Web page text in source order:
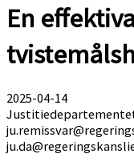
En
2025-04-14